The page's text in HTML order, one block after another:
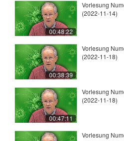
00:48:22
Vorlesung
(2022-11-14)
00:38:39
Vorlesung
(2022-11-18)
00:47:11
Vorlesung
(2022-11-18)
Vorlesung